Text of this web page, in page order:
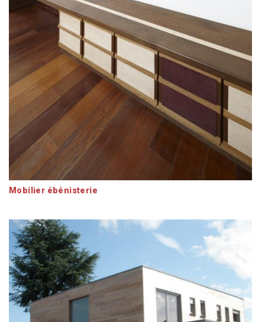
Mobilier ébénisterie